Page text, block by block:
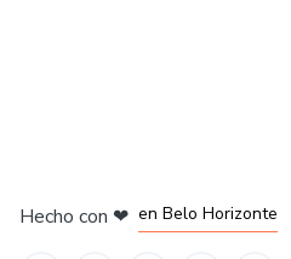
Hecho con ❤ en Belo Horizonte